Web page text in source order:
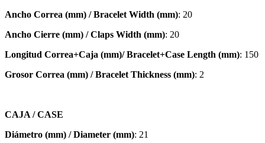
Ancho Correa (mm) / Bracelet Width (mm): 20
Ancho Cierre (mm) / Claps Width (mm): 20
Longitud Correa+Caja (mm)/ Bracelet+Case Length (mm): 150
Grosor Correa (mm) / Bracelet Thickness (mm): 2
CAJA / CASE
Diámetro (mm) / Diameter (mm): 21